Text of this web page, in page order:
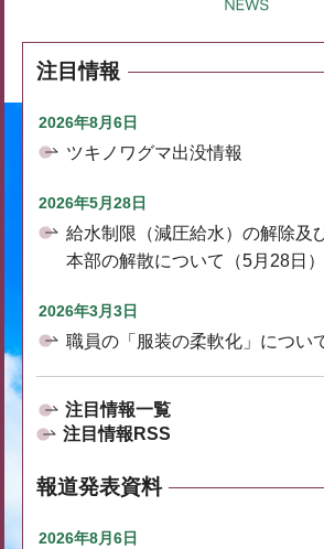
注目情報
2026年8月6日
ツキノワグマ出没情報
2026年5月28日
給水制限（減圧給水）の解除及
本部の解散について（5月28日）
2026年3月3日
職員の「服装の柔軟化」につい
注目情報一覧
注目情報RSS
報道発表資料
2026年8月6日